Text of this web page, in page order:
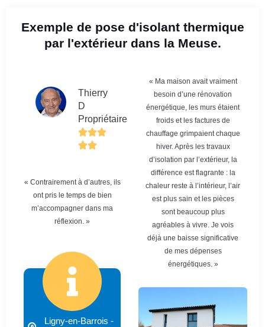
Exemple de pose d'isolant thermique
par l'extérieur dans la Meuse.
Thierry
D
Propriétaire
« Contrairement à d’autres, ils
ont pris le temps de bien
m’accompagner dans ma
réflexion. »
Ligny-en-Barrois -
« Ma maison avait vraiment
besoin d’une rénovation
énergétique, les murs étaient
froids et les factures de
chauffage grimpaient chaque
hiver. Après les travaux
d’isolation par l’extérieur, la
différence est flagrante : la
chaleur reste à l’intérieur, l’air
est plus sain et les pièces
sont beaucoup plus
agréables à vivre. Je vois
déjà une baisse significative
de mes dépenses
énergétiques. »